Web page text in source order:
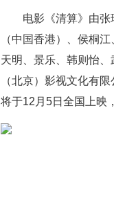
电影《清算》由
（中国香港）、侯桐
天明、景乐、韩则怡
（北京）影视文化有
将于12月5日全国上映